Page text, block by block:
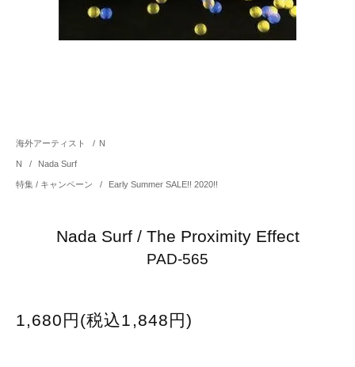
海外アーティスト / N
N / Nada Surf
特集 / キャンペーン / Early Summer SALE!! 2020!!
Nada Surf / The Proximity Effect
PAD-565
1,680円(税込1,848円)